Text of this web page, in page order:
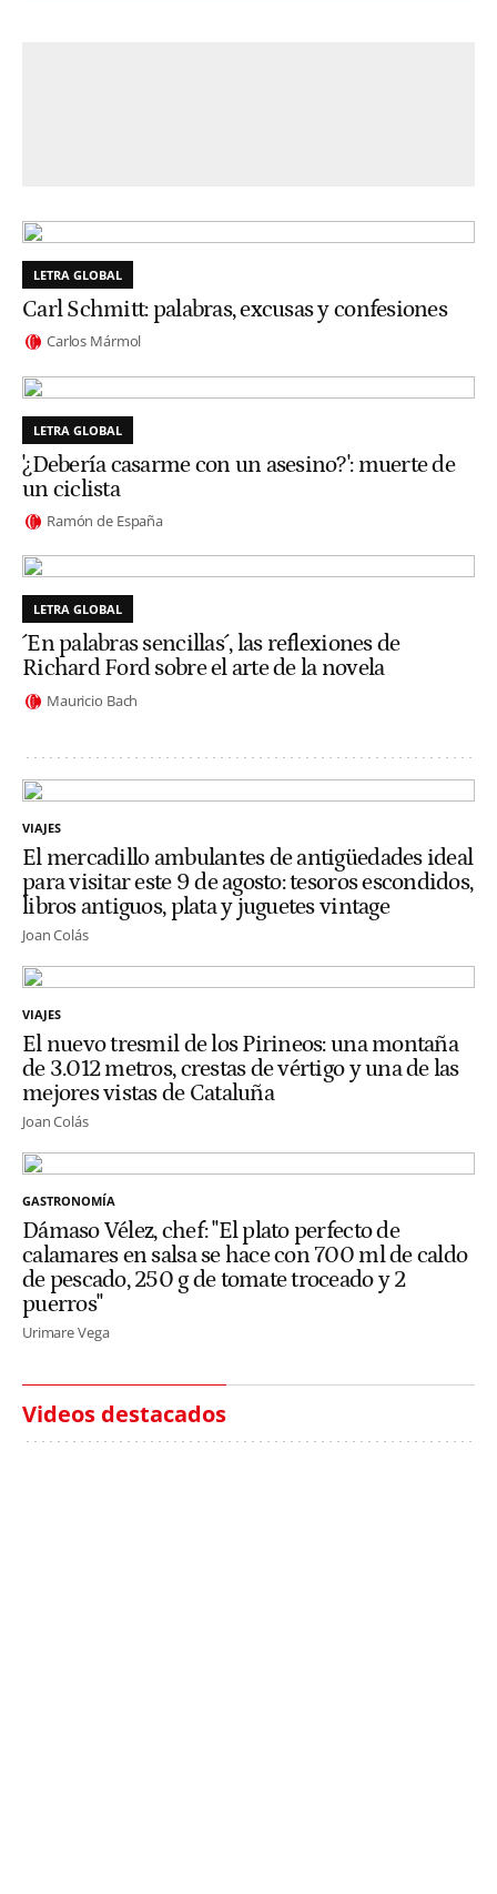
LETRA GLOBAL
Carl Schmitt: palabras, excusas y confesiones
Carlos Mármol
LETRA GLOBAL
'¿Debería casarme con un asesino?': muerte de
un ciclista
Ramón de España
LETRA GLOBAL
´En palabras sencillas´, las reflexiones de
Richard Ford sobre el arte de la novela
Mauricio Bach
VIAJES
El mercadillo ambulantes de antigüedades ideal
para visitar este 9 de agosto: tesoros escondidos,
libros antiguos, plata y juguetes vintage
Joan Colás
VIAJES
El nuevo tresmil de los Pirineos: una montaña
de 3.012 metros, crestas de vértigo y una de las
mejores vistas de Cataluña
Joan Colás
GASTRONOMÍA
Dámaso Vélez, chef: "El plato perfecto de
calamares en salsa se hace con 700 ml de caldo
de pescado, 250 g de tomate troceado y 2
puerros"
Urimare Vega
Videos destacados